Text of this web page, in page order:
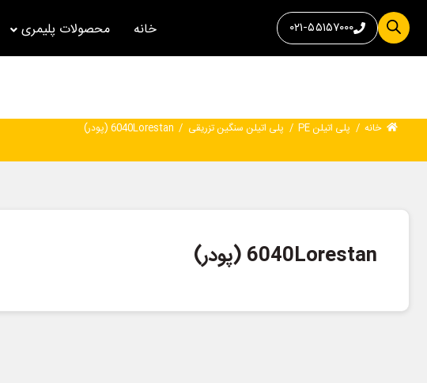
۰۲۱-۵۵۱۵۷۰۰۰ خانه محصولات پلیمری
خانه / پلی اتیلن PE / پلی اتیلن سنگین تزریقی / 6040Lorestan (پودر) ‎
6040Lorestan (پودر) ‎